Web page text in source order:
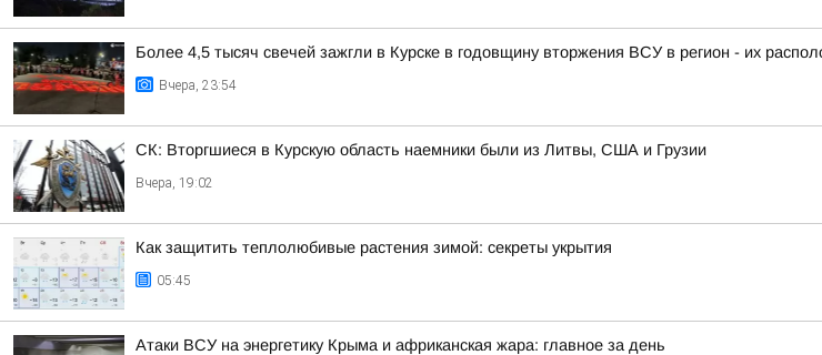
Более 4,5 тысяч свечей зажгли в Курске в годовщину вторжения ВСУ в регион - их
Вчера, 23:54
СК: Вторгшиеся в Курскую область наемники были из Литвы, США и Грузии
Вчера, 19:02
Как защитить теплолюбивые растения зимой: секреты укрытия
05:45
Атаки ВСУ на энергетику Крыма и африканская жара: главное за день